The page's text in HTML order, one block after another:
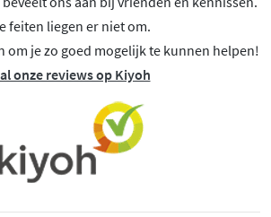
feiten liegen er niet om.
om je zo goed mogelijk te kunnen helpen!
onze reviews op Kiyoh